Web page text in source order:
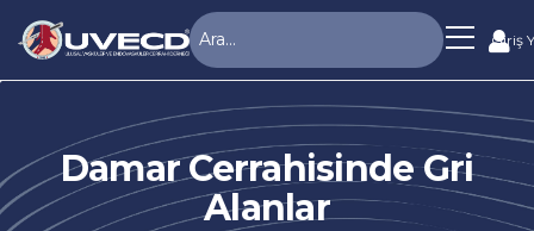
Giriş
Damar Cerrahisinde Gri
Alanlar